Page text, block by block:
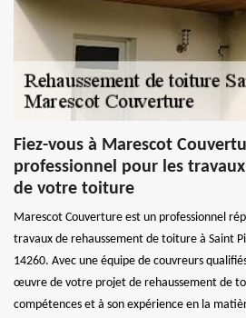
Fiez-vous à Marescot
professionnel pour les
de votre toiture
Marescot Couverture est un professionnel
travaux de rehaussement de toiture à Saint
14260. Avec une équipe de couvreurs
œuvre de votre projet de rehaussement de
compétences et à son expérience en la